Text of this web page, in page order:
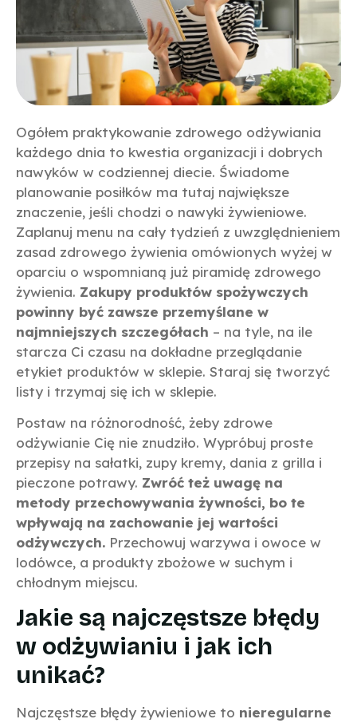
Ogółem praktykowanie zdrowego odżywiania
każdego dnia to kwestia organizacji i dobrych
nawyków w codziennej diecie. Świadome
planowanie posiłków ma tutaj największe
znaczenie, jeśli chodzi o nawyki żywieniowe.
Zaplanuj menu na cały tydzień z uwzględnieniem
zasad zdrowego żywienia omówionych wyżej w
oparciu o wspomnianą już piramidę zdrowego
żywienia. Zakupy produktów spożywczych
powinny być zawsze przemyślane w
najmniejszych szczegółach – na tyle, na ile
starcza Ci czasu na dokładne przeglądanie
etykiet produktów w sklepie. Staraj się tworzyć
listy i trzymaj się ich w sklepie.
Postaw na różnorodność, żeby zdrowe
odżywianie Cię nie znudziło. Wypróbuj proste
przepisy na sałatki, zupy kremy, dania z grilla i
pieczone potrawy. Zwróć też uwagę na
metody przechowywania żywności, bo te
wpływają na zachowanie jej wartości
odżywczych. Przechowuj warzywa i owoce w
lodówce, a produkty zbożowe w suchym i
chłodnym miejscu.
Jakie są najczęstsze błędy
w odżywianiu i jak ich
unikać?
Najczęstsze błędy żywieniowe to nieregularne